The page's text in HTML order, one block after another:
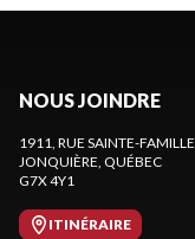
NOUS JOINDRE
1911, RUE SAINTE-FAMILLE
JONQUIÈRE, QUÉBEC
G7X 4Y1
ITINÉRAIRE